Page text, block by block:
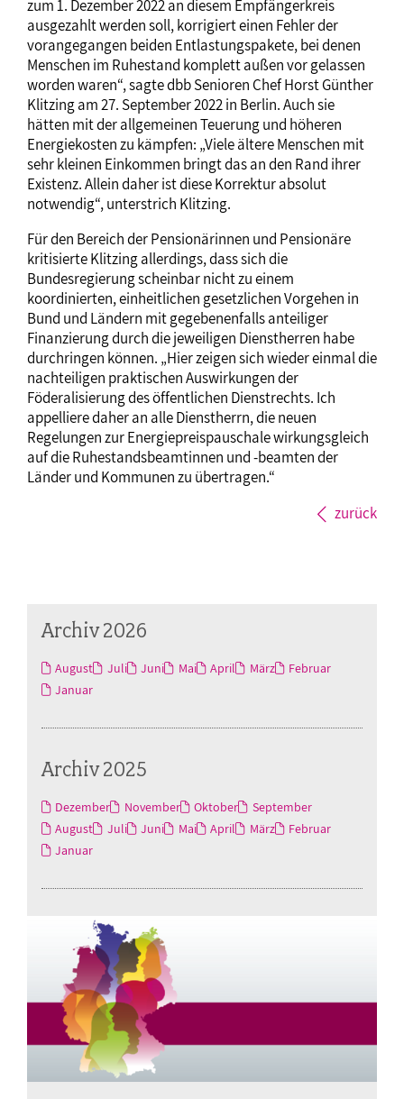
zum 1. Dezember 2022 an diesem Empfängerkreis
ausgezahlt werden soll, korrigiert einen Fehler der
vorangegangen beiden Entlastungspakete, bei denen
Menschen im Ruhestand komplett außen vor gelassen
worden waren“, sagte dbb Senioren Chef Horst Günther
Klitzing am 27. September 2022 in Berlin. Auch sie
hätten mit der allgemeinen Teuerung und höheren
Energiekosten zu kämpfen: „Viele ältere Menschen mit
sehr kleinen Einkommen bringt das an den Rand ihrer
Existenz. Allein daher ist diese Korrektur absolut
notwendig“, unterstrich Klitzing.
Für den Bereich der Pensionärinnen und Pensionäre
kritisierte Klitzing allerdings, dass sich die
Bundesregierung scheinbar nicht zu einem
koordinierten, einheitlichen gesetzlichen Vorgehen in
Bund und Ländern mit gegebenenfalls anteiliger
Finanzierung durch die jeweiligen Dienstherren habe
durchringen können. „Hier zeigen sich wieder einmal die
nachteiligen praktischen Auswirkungen der
Föderalisierung des öffentlichen Dienstrechts. Ich
appelliere daher an alle Dienstherrn, die neuen
Regelungen zur Energiepreispauschale wirkungsgleich
auf die Ruhestandsbeamtinnen und -beamten der
Länder und Kommunen zu übertragen.“
zurück
Archiv 2026
August Juli Juni Mai April März
Februar
Januar
Archiv 2025
Dezember November Oktober
September
August
Juli Juni Mai April März
Februar
Januar